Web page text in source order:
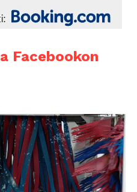
Facebookon